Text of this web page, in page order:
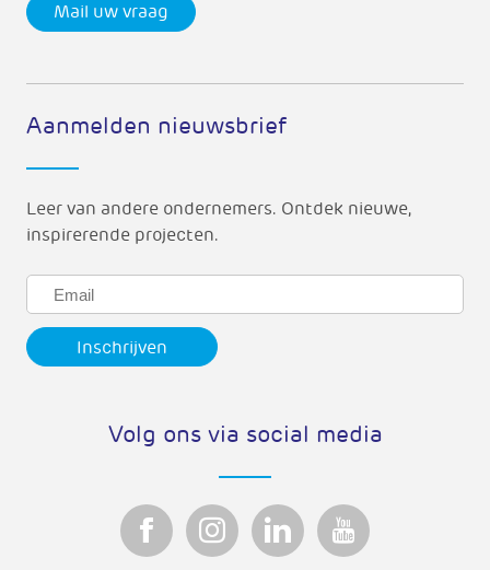
Mail uw vraag
Aanmelden nieuwsbrief
Leer van andere ondernemers. Ontdek nieuwe,
inspirerende projecten.
Volg ons via social media